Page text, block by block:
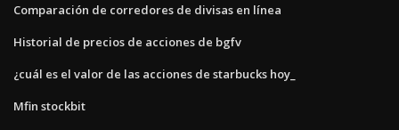
Comparación de corredores de divisas en línea
Historial de precios de acciones de bgfv
¿cuál es el valor de las acciones de starbucks hoy_
Mfin stockbit